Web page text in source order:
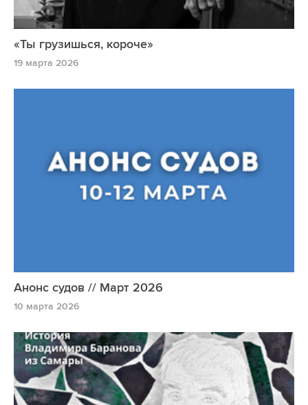
«Ты грузишься, короче»
19 марта 2026
Анонс судов // Март 2026
10 марта 2026